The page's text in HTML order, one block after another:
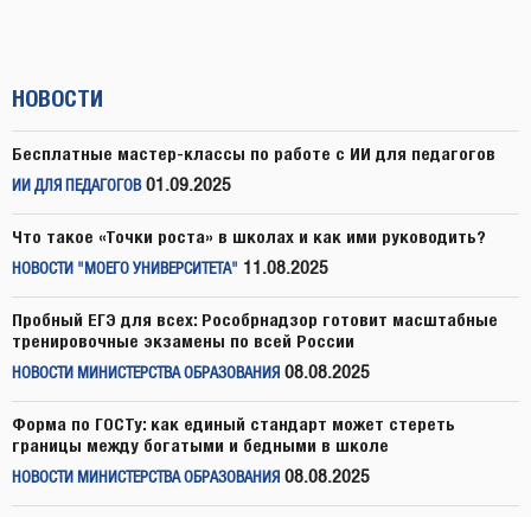
НОВОСТИ
Бесплатные мастер-классы по работе с ИИ для педагогов
ИИ ДЛЯ ПЕДАГОГОВ 01.09.2025
Что такое «Точки роста» в школах и как ими руководить?
НОВОСТИ "МОЕГО УНИВЕРСИТЕТА" 11.08.2025
Пробный ЕГЭ для всех: Рособрнадзор готовит масштабные
тренировочные экзамены по всей России
НОВОСТИ МИНИСТЕРСТВА ОБРАЗОВАНИЯ 08.08.2025
Форма по ГОСТу: как единый стандарт может стереть
границы между богатыми и бедными в школе
НОВОСТИ МИНИСТЕРСТВА ОБРАЗОВАНИЯ 08.08.2025